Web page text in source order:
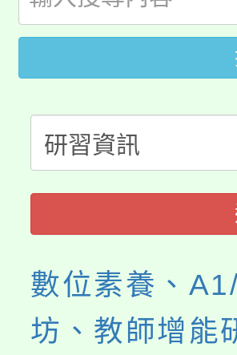
田徑場及游
桃園市低收
視費優惠，
者。
大園自造教
份教師研習
淨零綠生活
會
115年食農教
數位素養、
坊、教師增能